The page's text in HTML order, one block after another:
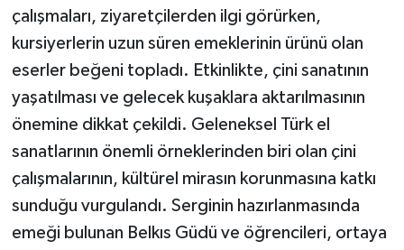
çalışmaları, ziyaretçilerden ilgi görürken,
kursiyerlerin uzun süren emeklerinin ürünü olan
eserler beğeni topladı. Etkinlikte, çini sanatının
yaşatılması ve gelecek kuşaklara aktarılmasının
önemine dikkat çekildi. Geleneksel Türk el
sanatlarının önemli örneklerinden biri olan çini
çalışmalarının, kültürel mirasın korunmasına katkı
sunduğu vurgulandı. Serginin hazırlanmasında
emeği bulunan Belkıs Güdü ve öğrencileri, ortaya